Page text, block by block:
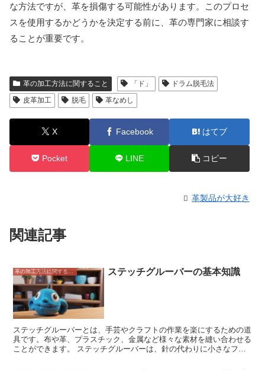
な方法ですが、革を損傷する可能性があります。このプロセ
スを使用するかどうかを決定する前に、革の専門家に相談す
ることが重要です。
革の加工方法に関すること 「ド」
ドラム脱毛法
皮革加工
脱毛 革なめし
X Facebook はてブ
Pocket LINE コピー
革製品が大好き
関連記事
革の加工方法に関すること ステッチグルーバーの基本知識
ステッチグルーバーとは、手芸やクラフトの作業を楽にするための道
具です。布や革、プラスチック、金属など様々な素材を縫い合わせる
ことができます。 ステッチグルーバーは、針の代わりに小さなフッ